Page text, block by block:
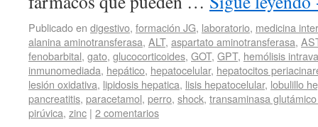
Publicado en digestivo, formación JG, laboratorio, medicina
alanina aminotransferasa, ALT, aspartato aminotransferasa,
fenobarbital, gato, glucocorticoides, GOT, GPT, hemólisis
inmunomediada, hepático, hepatocelular, hepatocitos
lesión oxidativa, lipidosis hepatica, lisis hepatocelular, lobulillo
pancreatitis, paracetamol, perro, shock, transaminasa
pirúvica, zinc | 2 comentarios